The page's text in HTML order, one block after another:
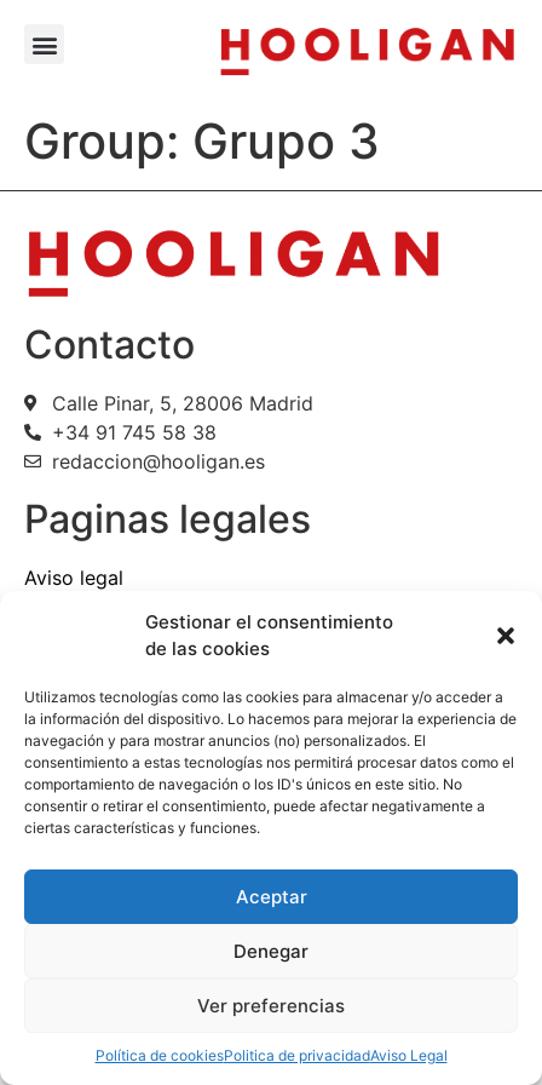
Gestionar el consentimiento
de las cookies
Utilizamos tecnologías como las cookies para almacenar y/o acceder a
la información del dispositivo. Lo hacemos para mejorar la experiencia de
navegación y para mostrar anuncios (no) personalizados. El
consentimiento a estas tecnologías nos permitirá procesar datos como el
comportamiento de navegación o los ID's únicos en este sitio. No
consentir o retirar el consentimiento, puede afectar negativamente a
ciertas características y funciones.
Aceptar
Denegar
Ver preferencias
Política de cookiesPolitica de privacidadAviso Legal
Group: Grupo 3
Contacto
Calle Pinar, 5, 28006 Madrid
+34 91 745 58 38
redaccion@hooligan.es
Paginas legales
Aviso legal
Politicas de cookies